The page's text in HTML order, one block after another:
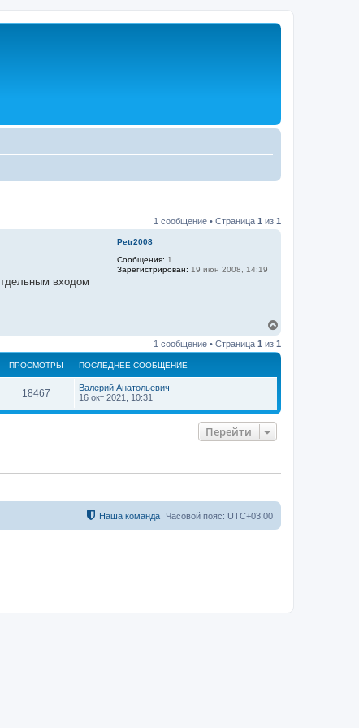
1 сообщение • Страница 1 из 1
Petr2008
Сообщения: 1
Зарегистрирован: 19 июн 2008, 14:19
входом
р
н
я
а
1 сообщение • Страница 1 из 1
ПРОСМОТРЫ ПОСЛЕДНЕЕ СООБЩЕНИЕ
18467
Валерий Анатольевич
16 окт 2021, 10:31
Перейти
Часовой пояс: UTC+03:00
Наша команда